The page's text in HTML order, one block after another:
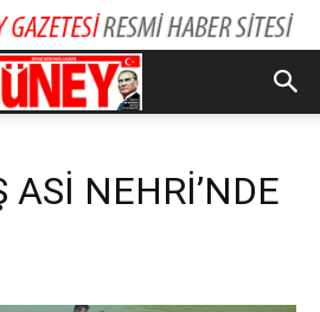
ASİ NEHRİ’NDE